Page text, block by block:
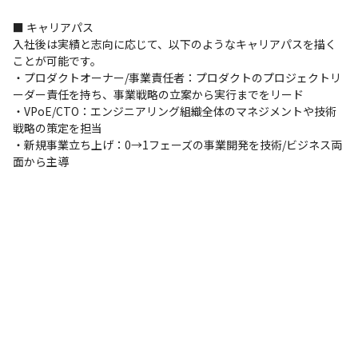
■ キャリアパス
入社後は実績と志向に応じて、以下のようなキャリアパスを描く
ことが可能です。
・プロダクトオーナー/事業責任者：プロダクトのプロジェクトリ
ーダー責任を持ち、事業戦略の立案から実行までをリード
・VPoE/CTO：エンジニアリング組織全体のマネジメントや技術
戦略の策定を担当
・新規事業立ち上げ：0→1フェーズの事業開発を技術/ビジネス両
面から主導